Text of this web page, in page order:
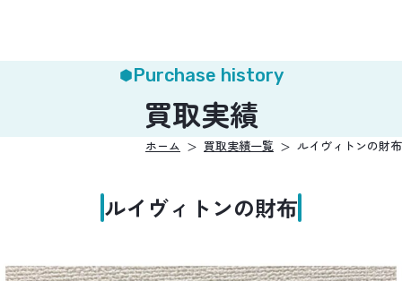
Purchase history
買取実績
ホーム 買取実績一覧 ルイヴィトンの財布
ルイヴィトンの財布